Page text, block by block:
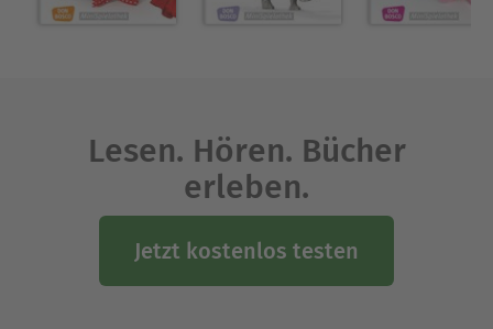
Lesen. Hören. Bücher
erleben.
Jetzt kostenlos testen